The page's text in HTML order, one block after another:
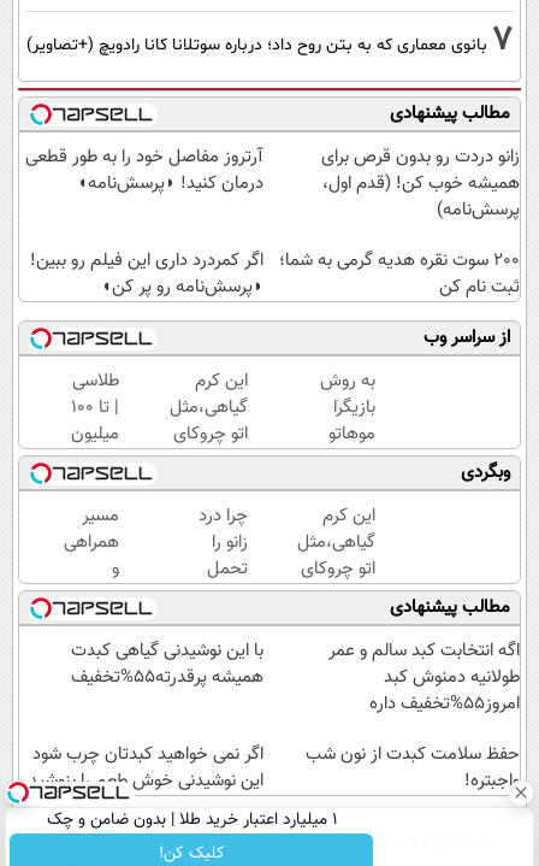
7 بانوی معماری که به بتن روح داد؛ درباره سوتلانا کانا رادویچ (+تصاویر)
مطالب پیشنهادی
زانو دردت رو بدون قرص برای
همیشه خوب کن! (قدم اول،
پرسش‌نامه)
آرتروز مفاصل خود را به طور قطعی
درمان کنید! ◗پرسش‌نامه◖
200 سوت نقره هدیه گرمی به شما؛
ثبت نام کن
اگر کمردرد داری این فیلم رو ببین!
◗پرسش‌نامه رو پر کن◖
از سراسر وب
به روش
بازیگرا
موهاتو
پرپشت
کن!
شامپوجلبک
با40%تخفیف
این کرم
گیاهی،مثل
اتو چروکای
پوستتوصاف
میکنه!50%تخفیف
طلاسی
| تا 100
میلیون
وام
آنی
خرید
طلا💰
ثبت
نام
کن!
وبگردی
این کرم
گیاهی،مثل
اتو چروکای
پوستتوصاف
میکنه!50%تخفیف
چرا درد
زانو را
تحمل
می‌کنی؟
خیلی
ساده
درمنزل
مسیر
همراهی
و
گزارش
عملکرد
گروه
اسنپ
مطالب پیشنهادی
اگه انتخابت کبد سالم و عمر
طولانیه دمنوش کبد
امروز55%تخفیف داره
با این نوشیدنی گیاهی کبدت
همیشه پرقدرته55%تخفیف
حفظ سلامت کبدت از نون شب
واجبتره!
اگر نمی خواهید کبدتان چرب شود
این نوشیدنی خوش طعم را بنوشید
۱ میلیارد اعتبار خرید طلا | بدون ضامن و چک
کلیک کن!
عصر ایران۲ درباره عصرایران تماس با ما